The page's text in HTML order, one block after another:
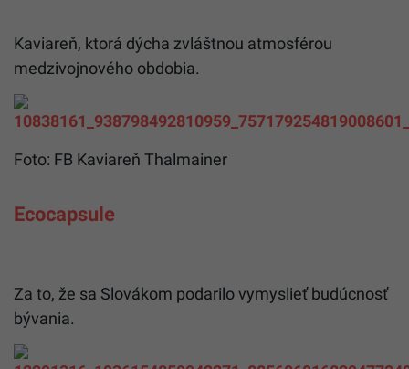
Kaviareň, ktorá dýcha zvláštnou atmosférou
medzivojnového obdobia.
Foto: FB Kaviareň Thalmainer
Ecocapsule
Za to, že sa Slovákom podarilo vymyslieť budúcnosť
bývania.